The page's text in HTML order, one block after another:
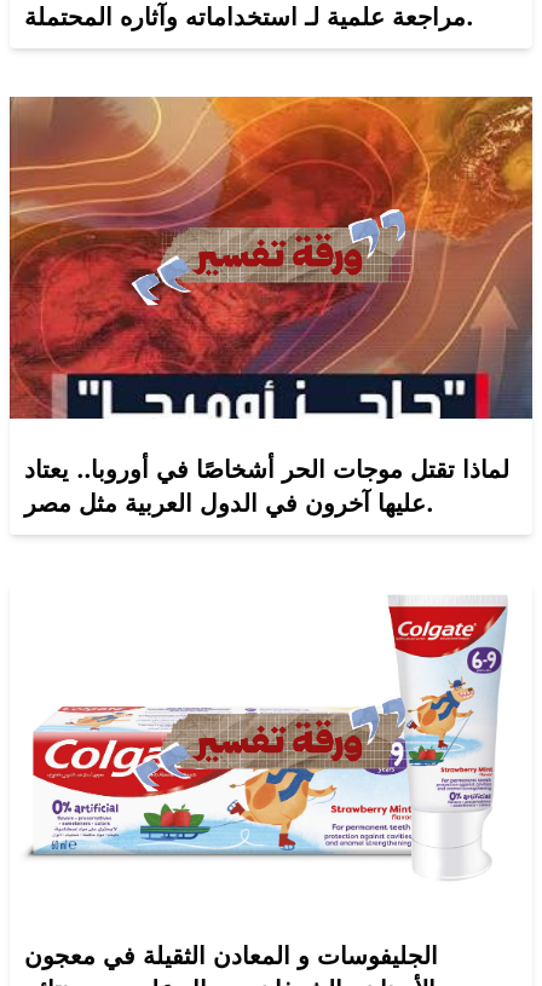
مراجعة علمية لـ استخداماته وآثاره المحتملة.
لماذا تقتل موجات الحر أشخاصًا في أوروبا.. يعتاد
عليها آخرون في الدول العربية مثل مصر.
الجليفوسات و المعادن الثقيلة في معجون